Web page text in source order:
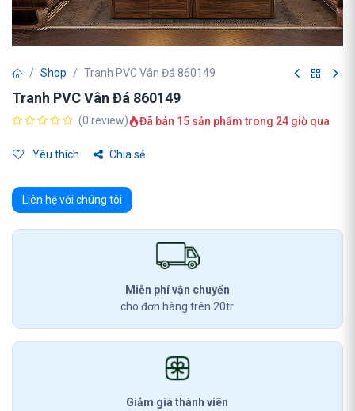
Shop Tranh PVC Vân Đá 860149
Tranh PVC Vân Đá 860149
(0 review) Đã bán 15 sản phẩm trong 24 giờ qua
Yêu thích Chia sẻ
Liên hệ với chúng tôi
Miễn phí vận chuyển
cho đơn hàng trên 20tr
Giảm giá thành viên